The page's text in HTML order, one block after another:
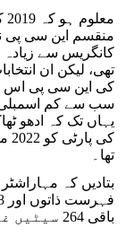
تھی، لیکن ان
کی این سی پی اس
سب سے کم اسمبلی
یہاں تک کہ ادھو
تھا۔
باقی 264 سیٹیں غیر محفوظ ہیں۔